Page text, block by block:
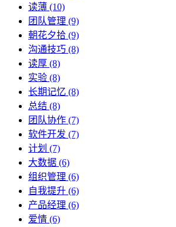
读薄 (10)
团队管理 (9)
朝花夕拾 (9)
沟通技巧 (8)
读厚 (8)
实验 (8)
长期记忆 (8)
总结 (8)
团队协作 (7)
软件开发 (7)
计划 (7)
大数据 (6)
组织管理 (6)
自我提升 (6)
产品经理 (6)
爱情 (6)